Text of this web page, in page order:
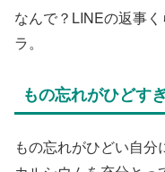
なんで？LINEの返事
ラ。
もの忘れがひどすぎ
もの忘れがひどい自分